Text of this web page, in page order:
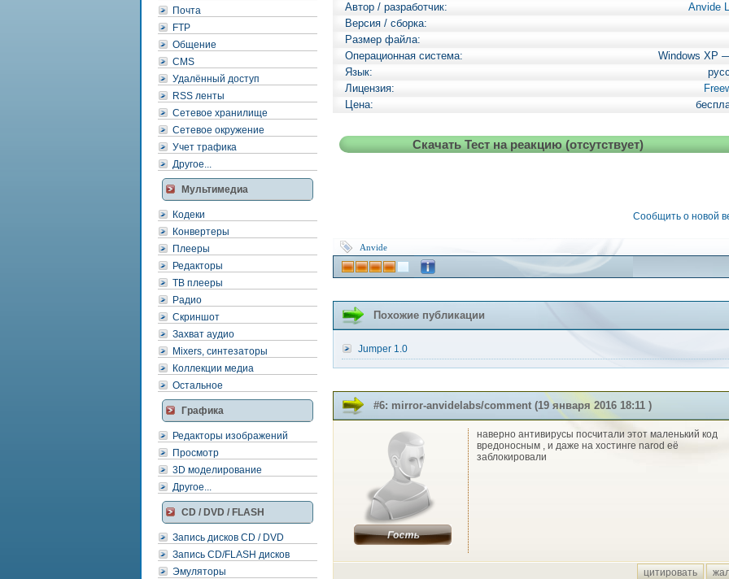
Почта
FTP
Общение
CMS
Удалённый доступ
RSS ленты
Сетевое хранилище
Сетевое окружение
Учет трафика
Другое...
Мультимедиа
Кодеки
Конвертеры
Плееры
Редакторы
ТВ плееры
Радио
Скриншот
Захват аудио
Mixers, синтезаторы
Коллекции медиа
Остальное
Графика
Редакторы изображений
Просмотр
3D моделирование
Другое...
CD / DVD / FLASH
Запись дисков CD / DVD
Запись CD/FLASH дисков
Эмуляторы
Автор / разработчик:
Anvide
Версия / сборка:
Размер файла:
Операционная система:
Windows XP
Язык:
Лицензия:
Цена:
Скачать Тест на реакцию (отсутствует)
Сообщить о новой
Anvide
Похожие публикации
Jumper 1.0
#6: mirror-anvidelabs/comment (19 января 2016 18:11 )
наверно антивирусы посчитали этот маленький код
вредоносным , и даже на хостинге narod её
заблокировали
цитировать